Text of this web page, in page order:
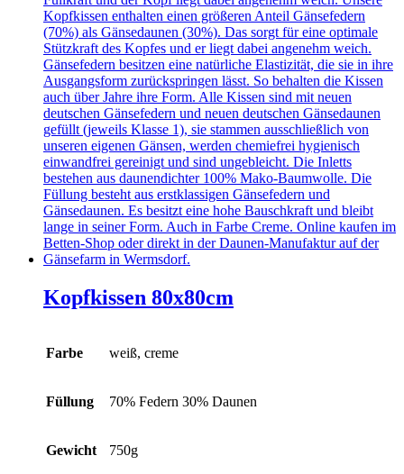
mehrere
Varianten
auf.
Die
Optionen
können
auf
der
Produktseite
gewählt
werden
Kopfkissen 80x80cm
Farbe weiß, creme
Füllung 70% Federn 30% Daunen
Gewicht 750g